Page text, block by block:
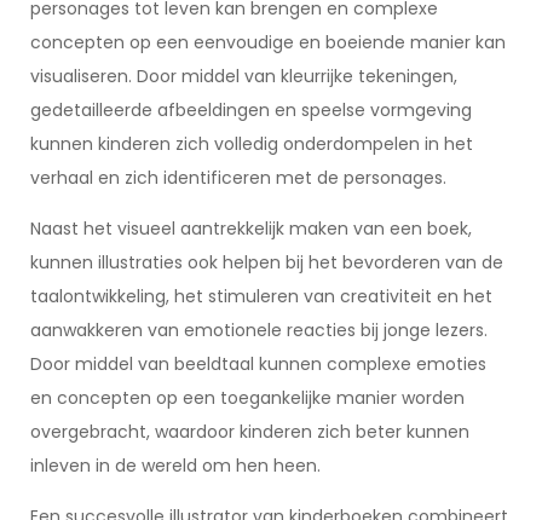
personages tot leven kan brengen en complexe
concepten op een eenvoudige en boeiende manier kan
visualiseren. Door middel van kleurrijke tekeningen,
gedetailleerde afbeeldingen en speelse vormgeving
kunnen kinderen zich volledig onderdompelen in het
verhaal en zich identificeren met de personages.
Naast het visueel aantrekkelijk maken van een boek,
kunnen illustraties ook helpen bij het bevorderen van de
taalontwikkeling, het stimuleren van creativiteit en het
aanwakkeren van emotionele reacties bij jonge lezers.
Door middel van beeldtaal kunnen complexe emoties
en concepten op een toegankelijke manier worden
overgebracht, waardoor kinderen zich beter kunnen
inleven in de wereld om hen heen.